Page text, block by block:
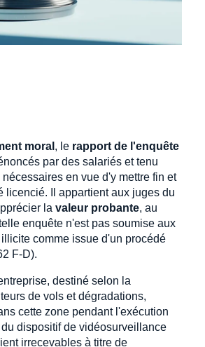
moral , le rapport de l'enquête
par des salariés et tenu
en vue d'y mettre fin et
licencié. Il appartient aux juges du
la valeur probante, au
enquête n'est pas soumise aux
comme issue d'un procédé
F-D).
destiné selon la
de vols et dégradations,
cette zone pendant l'exécution
dispositif de vidéosurveillance
irrecevables à titre de